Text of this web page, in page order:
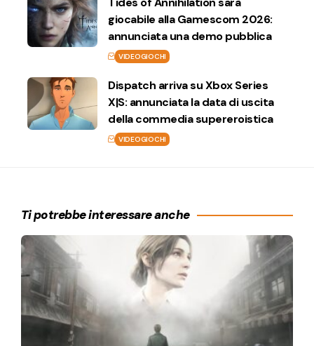
giocabile alla Gamescom 2026:
annunciata una demo pubblica
VIDEOGIOCHI
Dispatch arriva su Xbox Series
X|S: annunciata la data di uscita
della commedia supereroistica
VIDEOGIOCHI
Ti potrebbe interessare anche